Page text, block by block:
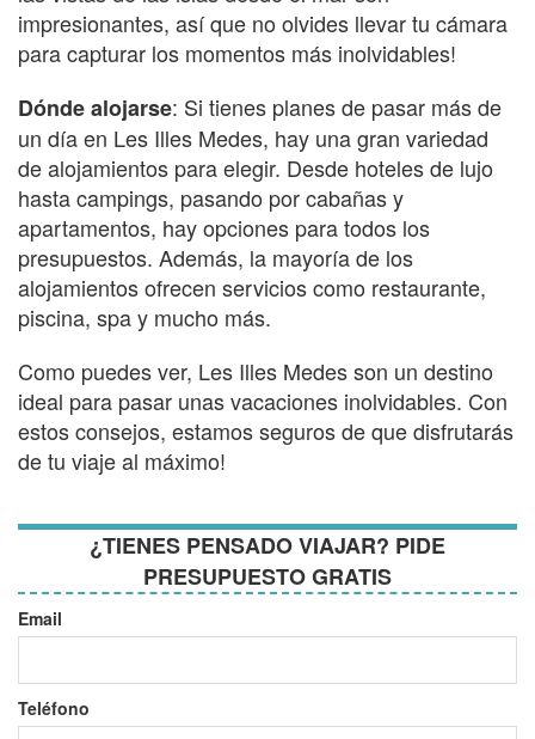
impresionantes, así que no olvides llevar tu cámara
para capturar los momentos más inolvidables!
Dónde alojarse: Si tienes planes de pasar más de
un día en Les Illes Medes, hay una gran variedad
de alojamientos para elegir. Desde hoteles de lujo
hasta campings, pasando por cabañas y
apartamentos, hay opciones para todos los
presupuestos. Además, la mayoría de los
alojamientos ofrecen servicios como restaurante,
piscina, spa y mucho más.
Como puedes ver, Les Illes Medes son un destino
ideal para pasar unas vacaciones inolvidables. Con
estos consejos, estamos seguros de que disfrutarás
de tu viaje al máximo!
¿TIENES PENSADO VIAJAR? PIDE
PRESUPUESTO GRATIS
Email
Teléfono